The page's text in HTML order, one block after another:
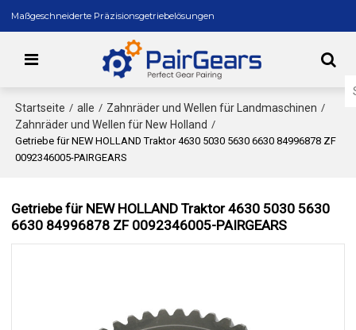
Maßgeschneiderte Präzisionsgetriebelösungen
Startseite / alle / Zahnräder und Wellen für Landmaschinen /
Zahnräder und Wellen für New Holland /
Getriebe für NEW HOLLAND Traktor 4630 5030 5630 6630 84996878 ZF
0092346005-PAIRGEARS
Getriebe für NEW HOLLAND Traktor 4630 5030 5630
6630 84996878 ZF 0092346005-PAIRGEARS